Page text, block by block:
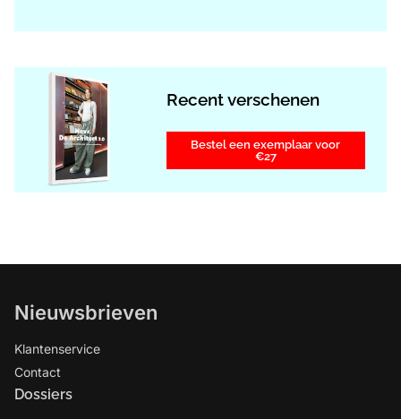
Recent verschenen
Bestel een exemplaar voor
€27
Nieuwsbrieven
Klantenservice
Contact
Dossiers